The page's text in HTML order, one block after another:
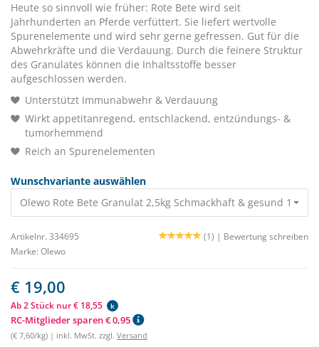
Heute so sinnvoll wie früher: Rote Bete wird seit
Jahrhunderten an Pferde verfüttert. Sie liefert wertvolle
Spurenelemente und wird sehr gerne gefressen. Gut für die
Abwehrkräfte und die Verdauung. Durch die feinere Struktur
des Granulates können die Inhaltsstoffe besser
aufgeschlossen werden.
Unterstützt Immunabwehr & Verdauung
Wirkt appetitanregend, entschlackend, entzündungs- &
tumorhemmend
Reich an Spurenelementen
Wunschvariante auswählen
Olewo Rote Bete Granulat 2,5kg Schmackhaft & gesund 19,00
Artikelnr. 334695 (1) | Bewertung schreiben
Marke: Olewo
€ 19,00
Ab 2 Stück nur € 18,55 k
RC-Mitglieder sparen € 0,95
(€ 7,60/kg) | inkl. MwSt. zzgl. Versand